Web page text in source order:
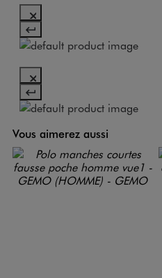
Vous aimerez aussi